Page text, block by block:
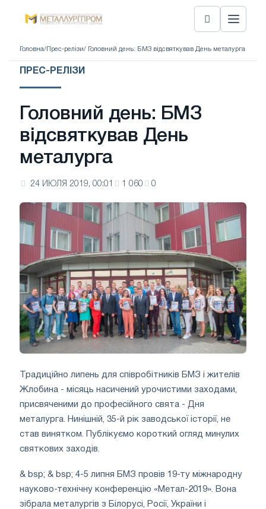
Головна/ Прес-релізи/ Головний день: БМЗ відсвяткував День металурга
ПРЕС-РЕЛІЗИ
Головний день: БМЗ
відсвяткував День
металурга
24 ИЮЛЯ 2019, 00:01 1 060 0
Традиційно липень для співробітників БМЗ і жителів
Жлобина - місяць насичений урочистими заходами,
присвяченими до професійного свята - Дня
металурга. Нинішній, 35-й рік заводської історії, не
став винятком. Публікуємо короткий огляд минулих
святкових заходів.
& bsp; & bsp; 4-5 липня БМЗ провів 19-ту міжнародну
науково-технічну конференцію «Метал-2019». Вона
зібрала металургів з Білорусі, Росії, України і